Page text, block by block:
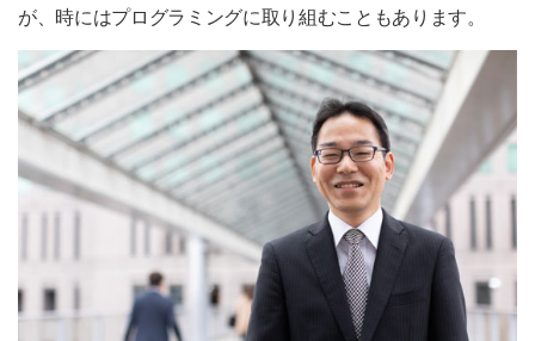
が、時にはプログラミングに取り組むこともあります。